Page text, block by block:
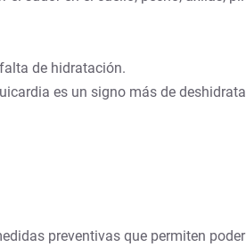
de hidratación.
es un signo más de
preventivas que permiten